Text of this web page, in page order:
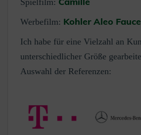
Spielfilm:
Werbefilm: Kohler Aleo
Ich habe für eine Vielzahl an
unterschiedlicher Größe
Auswahl der Referenzen: